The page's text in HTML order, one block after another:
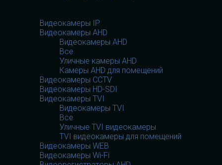
Видеокамеры IP
Видеокамеры AHD
Видеокамеры AHD
Все
Уличные камеры AHD
Камеры AHD для помещений
Видеокамеры CCTV
Видеокамеры HD-SDI
Видеокамеры TVI
Видеокамеры TVI
Все
Уличные TVI видеокамеры
TVI видеокамеры для помещений
Видеокамеры WEB
Видеокамеры Wi-Fi